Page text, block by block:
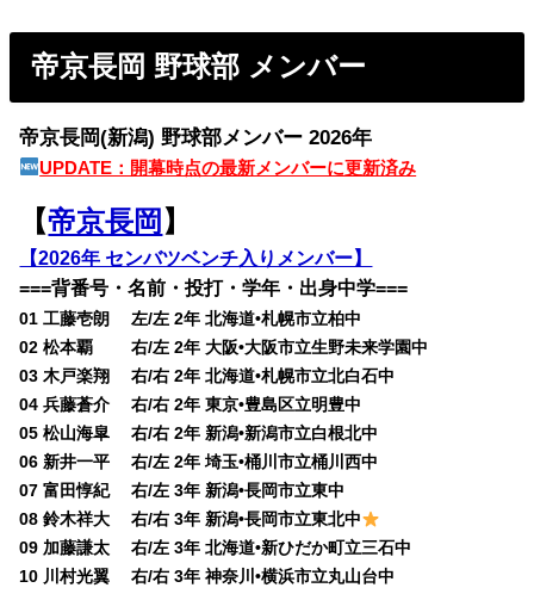
帝京長岡 野球部 メンバー
帝京長岡(新潟) 野球部メンバー 2026年
UPDATE：開幕時点の最新メンバーに更新済み
【帝京長岡 】
【2026年 センバツベンチ入りメンバー】
===背番号・名前・投打・学年・出身中学===
01 工藤壱朗 左/左 2年 北海道•札幌市立柏中
02 松本覇 右/左 2年 大阪•大阪市立生野未来学園中
03 木戸楽翔 右/右 2年 北海道•札幌市立北白石中
04 兵藤蒼介 右/右 2年 東京•豊島区立明豊中
05 松山海皐 右/右 2年 新潟•新潟市立白根北中
06 新井一平 右/左 2年 埼玉•桶川市立桶川西中
07 富田惇紀 右/左 3年 新潟•長岡市立東中
08 鈴木祥大 右/右 3年 新潟•長岡市立東北中
09 加藤謙太 右/左 3年 北海道•新ひだか町立三石中
10 川村光翼 右/右 3年 神奈川•横浜市立丸山台中